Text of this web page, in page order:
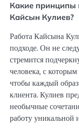
Какие принципы
Кайсын Кулиев?
Работа Кайсына
подходе. Он не
стремится
человека, с
чтобы каждый
клиента. Кулиев
необычные
работу